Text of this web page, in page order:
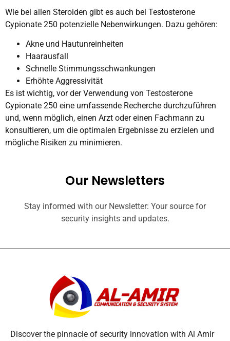
Wie bei allen Steroiden gibt es auch bei Testosterone
Cypionate 250 potenzielle Nebenwirkungen. Dazu gehören:
Akne und Hautunreinheiten
Haarausfall
Schnelle Stimmungsschwankungen
Erhöhte Aggressivität
Es ist wichtig, vor der Verwendung von Testosterone
Cypionate 250 eine umfassende Recherche durchzuführen
und, wenn möglich, einen Arzt oder einen Fachmann zu
konsultieren, um die optimalen Ergebnisse zu erzielen und
mögliche Risiken zu minimieren.
Our Newsletters
Stay informed with our Newsletter: Your source for
security insights and updates.
Discover the pinnacle of security innovation with Al Amir